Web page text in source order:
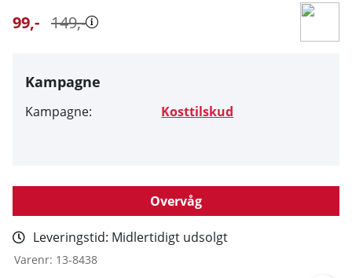
149,-
99,-
Kampagne
Kampagne: Kosttilskud
Overvåg
Leveringstid: Midlertidigt udsolgt
Varenr: 13-8438